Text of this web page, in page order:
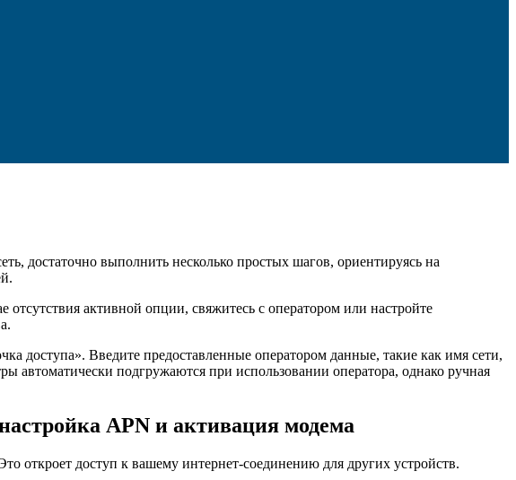
достаточно выполнить несколько простых шагов, ориентируясь на
активной опции, свяжитесь с оператором или настройте
доступа». Введите предоставленные оператором данные, такие как имя сети,
автоматически подгружаются при использовании оператора, однако ручная
APN и активация модема
откроет доступ к вашему интернет-соединению для других устройств.